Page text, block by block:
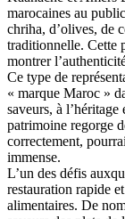
marocaines au
chriha, d’olives, de
traditionnelle. Cette
montrer
Ce type de
« marque Maroc »
saveurs, à
patrimoine regorge
correctement,
immense.
L’un des défis
restauration rapide
alimentaires. De